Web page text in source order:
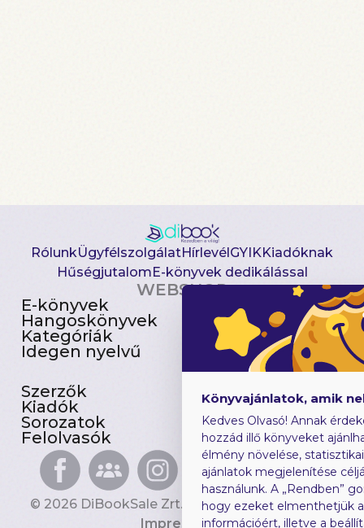
RólunkÜgyfélszolgálatHírlevélGYIKKiadóknak
HűségjutalomE-könyvek dedikálással
WEBSHOP
E-könyvek
Hangoskönyvek
Kategóriák
Idegen nyelvű
Csomagajánlatok
Akciósak
Előjegyezhetők
Újdonságok
Szerzők
Kiadók
Sorozatok
Felolvasók
Gyerekkönyvek
Heti toplista
Ajándékutalvány
Blog
© 2026 DiBookSale Zrt. Minden jog fenntartva.
Impresszum
Könyvajánlatok, amik
Kedves Olvasó! Annak
hozzád illő könyveket
élmény növelése,
ajánlatok megjelenítése
használunk. A „Rendben”
hogy ezeket elmenthetjük
információért, illetve a